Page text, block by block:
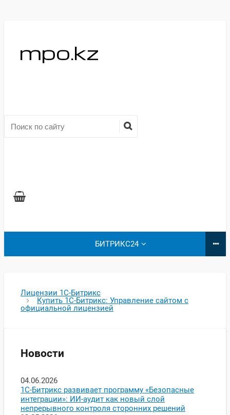
БИТРИКС24
Лицензии 1С-Битрикс
Купить 1С-Битрикс: Управление сайтом с
официальной лицензией
Новости
04.06.2026
1С-Битрикс развивает программу «Безопасные
интеграции»: ИИ-аудит как новый слой
непрерывного контроля сторонних решений